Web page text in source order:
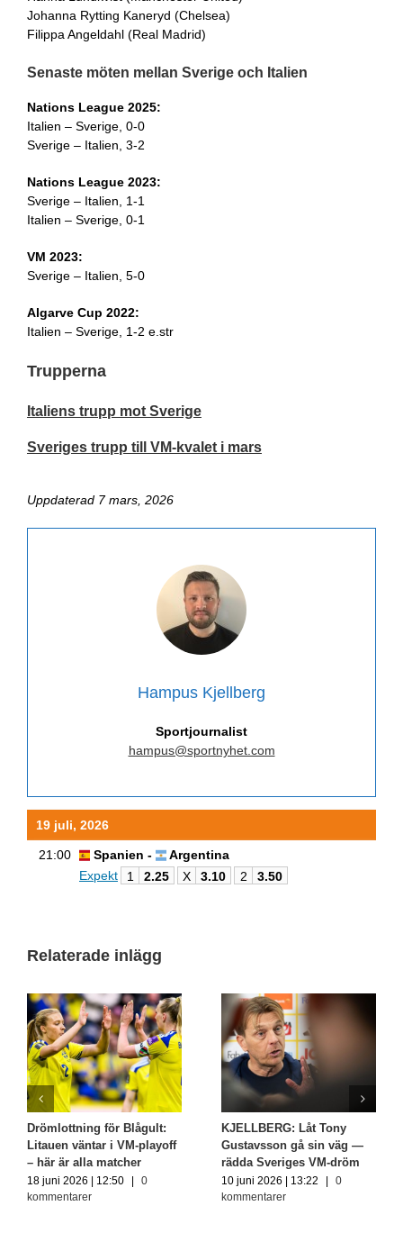
Johanna Rytting Kaneryd (Chelsea)
Filippa Angeldahl (Real Madrid)
Senaste möten mellan Sverige och Italien
Nations League 2025:
Italien – Sverige, 0-0
Sverige – Italien, 3-2
Nations League 2023:
Sverige – Italien, 1-1
Italien – Sverige, 0-1
VM 2023:
Sverige – Italien, 5-0
Algarve Cup 2022:
Italien – Sverige, 1-2 e.str
Trupperna
Italiens trupp mot Sverige
Sveriges trupp till VM-kvalet i mars
Uppdaterad 7 mars, 2026
Hampus Kjellberg
Sportjournalist
hampus@sportnyhet.com
19 juli, 2026
21:00 Spanien -
Argentina
Expekt
1 2.25 X 3.10 2 3.50
Relaterade inlägg
Drömlottning för Blågult:
Litauen väntar i VM-playoff
– här är alla matcher
18 juni 2026 | 12:50
0
kommentarer
KJELLBERG: Låt Tony
Gustavsson gå sin väg —
rädda Sveriges VM-dröm
10 juni 2026 | 13:22
0
kommentarer